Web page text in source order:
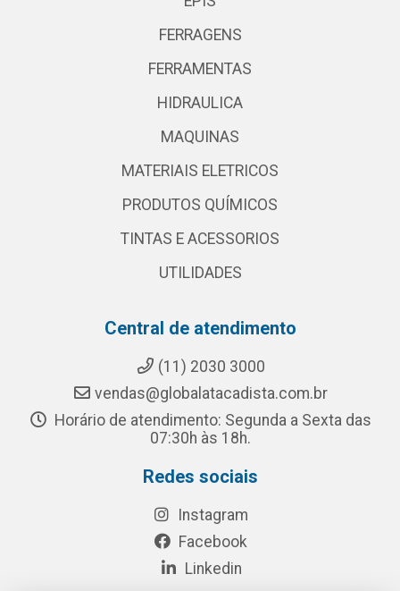
FERRAGENS
FERRAMENTAS
HIDRAULICA
MAQUINAS
MATERIAIS ELETRICOS
PRODUTOS QUÍMICOS
TINTAS E ACESSORIOS
UTILIDADES
Central de atendimento
(11) 2030 3000
vendas@globalatacadista.com.br
Horário de atendimento: Segunda a Sexta das
07:30h às 18h.
Redes sociais
Instagram
Facebook
Linkedin